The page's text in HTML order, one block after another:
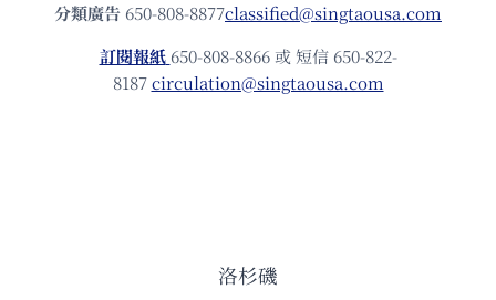
分類廣告 650-808-8877classified@singtaousa.com
訂閱報紙 650-808-8866 或 短信 650-822-
8187circulation@singtaousa.com
洛杉磯